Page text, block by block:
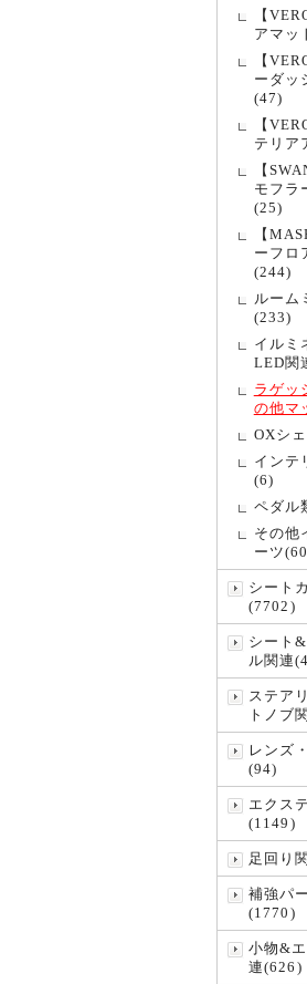
【
アマッ
【
ーダッ
(47)
【
テリア
【
モフラ
(25)
【
ーフロ
(244)
ルーム
(233)
イルミ
LED関
ラゲッ
の他マ
OXシ
インテ
(6)
ペダル
その他
ーツ
シート
(7702)
シート
ル関連
ステア
トノブ
レンズ
(94)
エクス
(1149)
足回り
補強パ
(1770)
小物&
連(626)